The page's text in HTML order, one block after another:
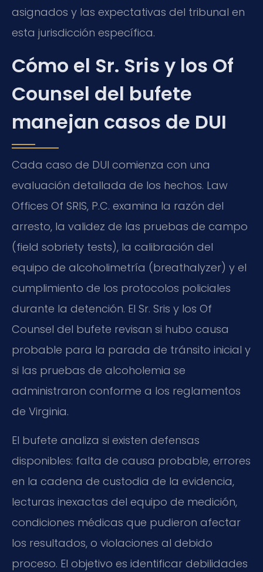
asignados y las expectativas del tribunal en
esta jurisdicción específica.
Cómo el Sr. Sris y los Of
Counsel del bufete
manejan casos de DUI
Cada caso de DUI comienza con una
evaluación detallada de los hechos. Law
Offices Of SRIS, P.C. examina la razón del
arresto, la validez de las pruebas de campo
(field sobriety tests), la calibración del
equipo de alcoholimetría (breathalyzer) y el
cumplimiento de los protocolos policiales
durante la detención. El Sr. Sris y los Of
Counsel del bufete revisan si hubo causa
probable para la parada de tránsito inicial y
si las pruebas de alcoholemia se
administraron conforme a los reglamentos
de Virginia.
El bufete analiza si existen defensas
disponibles: falta de causa probable, errores
en la cadena de custodia de la evidencia,
lecturas inexactas del equipo de medición,
condiciones médicas que pudieron afectar
los resultados, o violaciones al debido
proceso. El objetivo es identificar debilidades